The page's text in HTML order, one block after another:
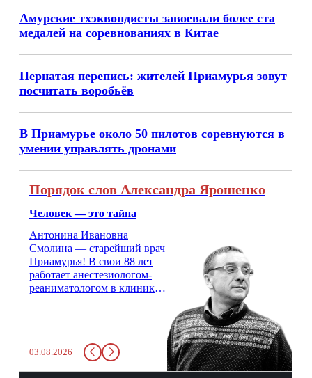
Амурские тхэквондисты завоевали более ста
медалей на соревнованиях в Китае
Пернатая перепись: жителей Приамурья зовут
посчитать воробьёв
В Приамурье около 50 пилотов соревнуются в
умении управлять дронами
Порядок слов Александра Ярошенко
Человек — это тайна
Антонина Ивановна
Смолина — старейший врач
Приамурья! В свои 88 лет
работает анестезиологом-
реаниматологом в клинике
стажем о жизни, смерти
душе и духе. Откровенно о
03.08.2026